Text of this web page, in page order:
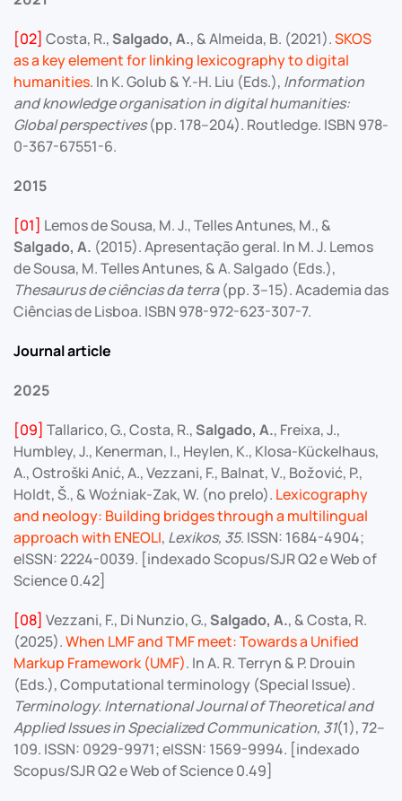
[02] Costa, R., Salgado, A., & Almeida, B. (2021).SKOS
as a key element for linking lexicography to digital
humanities. In K. Golub & Y.-H. Liu (Eds.), Information
and knowledge organisation in digital humanities:
Global perspectives(pp. 178–204). Routledge. ISBN 978-
0-367-67551-6.
2015
[01] Lemos de Sousa, M. J., Telles Antunes, M., &
Salgado, A. (2015). Apresentação geral. In M. J. Lemos
de Sousa, M. Telles Antunes, & A. Salgado (Eds.),
Thesaurus de ciências da terra(pp. 3–15). Academia das
Ciências de Lisboa. ISBN 978-972-623-307-7.
Journal article
2025
[09] Tallarico, G., Costa, R., Salgado, A., Freixa, J.,
Humbley, J., Kenerman, I., Heylen, K., Klosa-Kückelhaus,
A., Ostroški Anić, A., Vezzani, F., Balnat, V., Božović, P.,
Holdt, Š., & Woźniak-Zak, W. (no prelo). Lexicography
and neology: Building bridges through a multilingual
approach with ENEOLI, Lexikos, 35. ISSN: 1684-4904;
eISSN: 2224-0039. [indexado Scopus/SJR Q2 e Web of
Science 0.42]
[08] Vezzani, F., Di Nunzio, G., Salgado, A., & Costa, R.
(2025).When LMF and TMF meet: Towards a Unified
Markup Framework (UMF). In A. R. Terryn & P. Drouin
(Eds.), Computational terminology (Special Issue).
Terminology. International Journal of Theoretical and
Applied Issues in Specialized Communication, 31(1), 72–
109. ISSN: 0929-9971; eISSN: 1569-9994. [indexado
Scopus/SJR Q2 e Web of Science 0.49]